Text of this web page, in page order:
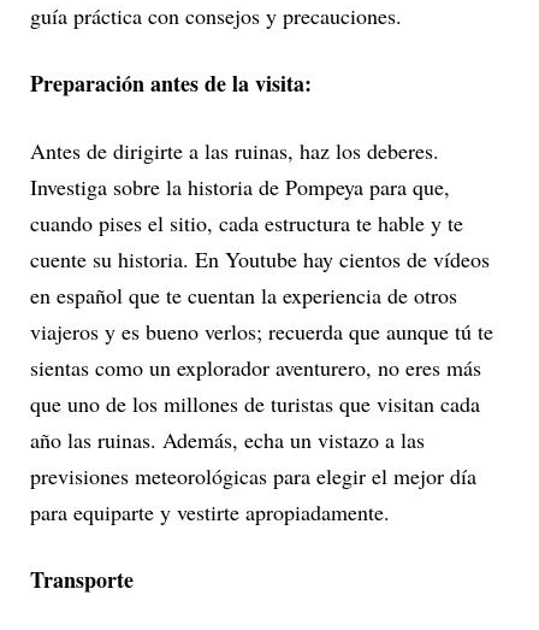
guía práctica con consejos y precauciones.
Preparación antes de la visita:
Antes de dirigirte a las ruinas, haz los deberes.
Investiga sobre la historia de Pompeya para que,
cuando pises el sitio, cada estructura te hable y te
cuente su historia. En Youtube hay cientos de vídeos
en español que te cuentan la experiencia de otros
viajeros y es bueno verlos; recuerda que aunque tú te
sientas como un explorador aventurero, no eres más
que uno de los millones de turistas que visitan cada
año las ruinas. Además, echa un vistazo a las
previsiones meteorológicas para elegir el mejor día
para equiparte y vestirte apropiadamente.
Transporte